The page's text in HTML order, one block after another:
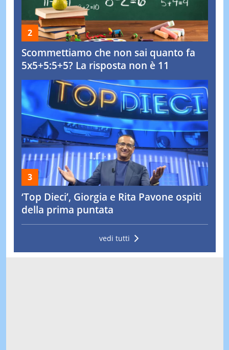
Scommettiamo che non sai quanto fa
5x5+5:5+5? La risposta non è 11
‘Top Dieci’, Giorgia e Rita Pavone ospiti
della prima puntata
vedi tutti